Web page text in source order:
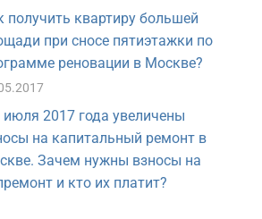
получить квартиру большей
при сносе пятиэтажки по
реновации в Москве?
июля 2017 года увеличены
на капитальный ремонт в
Зачем нужны взносы на
и кто их платит?